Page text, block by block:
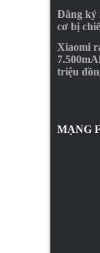
Đăng ký
cơ bị
Xiaomi
triệu
MẠNG